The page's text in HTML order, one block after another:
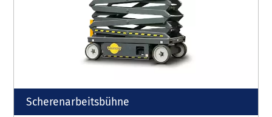
Scherenarbeitsbühne